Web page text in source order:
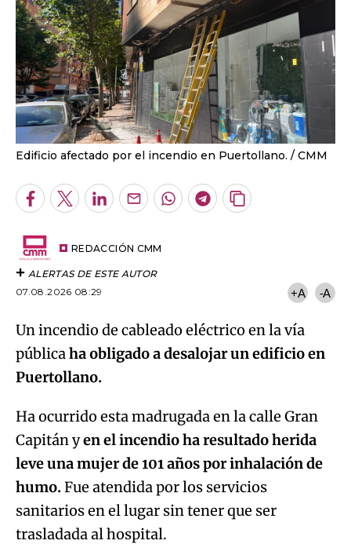
Edificio afectado por el incendio en Puertollano. CMM
Facebook
TwitterLinkedInEnviarWhatsapp
Telegram
Copiar
REDACCIÓN CMM
ALERTAS DE ESTE AUTOR
07.08.2026 08:29
+A -A
Un incendio de cableado eléctrico en la vía
públicaha obligado a desalojar un edificio en
Puertollano.
Ha ocurrido esta madrugada en la calle Gran
Capitán yen el incendio ha resultado herida
leve una mujer de 101 años por inhalación de
humo.Fue atendida por los servicios
sanitarios en el lugar sin tener que ser
trasladada al hospital.Algo salió mal.
An error occurred, please try again later.